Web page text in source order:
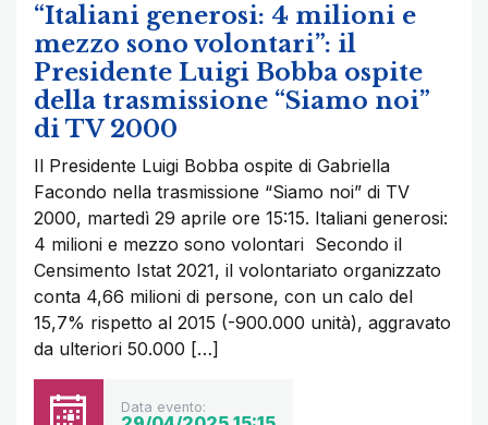
“Italiani generosi: 4 milioni e
mezzo sono volontari”: il
Presidente Luigi Bobba ospite
della trasmissione “Siamo noi”
di TV 2000
Il Presidente Luigi Bobba ospite di Gabriella
Facondo nella trasmissione “Siamo noi” di TV
2000, martedì 29 aprile ore 15:15. Italiani generosi:
4 milioni e mezzo sono volontari Secondo il
Censimento Istat 2021, il volontariato organizzato
conta 4,66 milioni di persone, con un calo del
15,7% rispetto al 2015 (-900.000 unità), aggravato
da ulteriori 50.000 […]
Data evento: